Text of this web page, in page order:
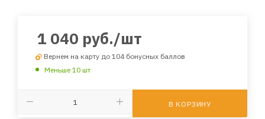
1 040 руб./шт
Вернем на карту до 104 бонусных баллов
Меньше 10 шт
В КОРЗИНУ